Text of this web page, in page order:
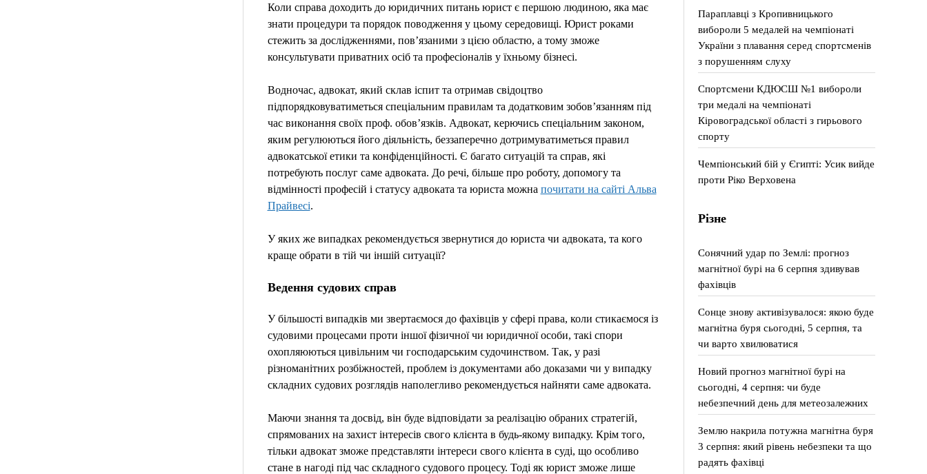
Коли справа доходить до юридичних питань юрист є першою людиною, яка має
знати процедури та порядок поводження у цьому середовищі. Юрист роками
стежить за дослідженнями, пов’язаними з цією областю, а тому зможе
консультувати приватних осіб та професіоналів у їхньому бізнесі.
Водночас, адвокат, який склав іспит та отримав свідоцтво
підпорядковуватиметься спеціальним правилам та додатковим зобов’язанням під
час виконання своїх проф. обов’язків. Адвокат, керючись спеціальним законом,
яким регулюються його діяльність, беззаперечно дотримуватиметься правил
адвокатської етики та конфіденційності. Є багато ситуацій та справ, які
потребують послуг саме адвоката. До речі, більше про роботу, допомогу та
відмінності професій і статусу адвоката та юриста можна почитати на сайті Альва
Прайвесі.
У яких же випадках рекомендується звернутися до юриста чи адвоката, та кого
краще обрати в тій чи іншій ситуації?
Ведення судових справ
У більшості випадків ми звертаємося до фахівців у сфері права, коли стикаємося із
судовими процесами проти іншої фізичної чи юридичної особи, такі спори
охопляюються цивільним чи господарським судочинством. Так, у разі
різноманітних розбіжностей, проблем із документами або доказами чи у випадку
складних судових розглядів наполегливо рекомендується найняти саме адвоката.
Маючи знання та досвід, він буде відповідати за реалізацію обраних стратегій,
спрямованих на захист інтересів свого клієнта в будь-якому випадку. Крім того,
тільки адвокат зможе представляти інтереси свого клієнта в суді, що особливо
стане в нагоді під час складного судового процесу. Тоді як юрист зможе лише
Параплавці з Кропивницького
вибороли 5 медалей на чемпіонаті
України з плавання серед спортсменів
з порушенням слуху
Спортсмени КДЮСШ №1 вибороли
три медалі на чемпіонаті
Кіровоградської області з гирьового
спорту
Чемпіонський бій у Єгипті: Усик вийде
проти Ріко Верховена
Різне
Сонячний удар по Землі: прогноз
магнітної бурі на 6 серпня здивував
фахівців
Сонце знову активізувалося: якою буде
магнітна буря сьогодні, 5 серпня, та
чи варто хвилюватися
Новий прогноз магнітної бурі на
сьогодні, 4 серпня: чи буде
небезпечний день для метеозалежних
Землю накрила потужна магнітна буря
3 серпня: який рівень небезпеки та що
радять фахівці